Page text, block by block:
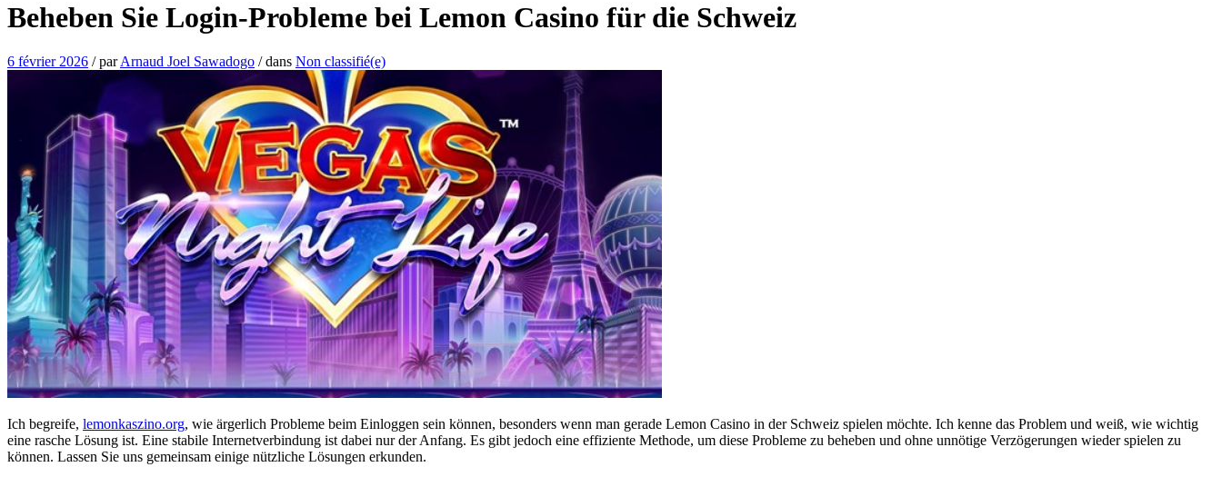
Beheben Sie Login-Probleme bei Lemon Casino für die Schweiz
6 février 2026 /parArnaud Joel Sawadogo /dans Non classifié(e)
Ich begreife, lemonkaszino.org, wie ärgerlich Probleme beim Einloggen sein können, besonders wenn man gerade Lemon Casino in der Schweiz spielen möchte. Ich kenne das Problem und weiß, wie wichtig
eine rasche Lösung ist. Eine stabile Internetverbindung ist dabei nur der Anfang. Es gibt jedoch eine effiziente Methode, um diese Probleme zu beheben und ohne unnötige Verzögerungen wieder spielen zu
können. Lassen Sie uns gemeinsam einige nützliche Lösungen erkunden.